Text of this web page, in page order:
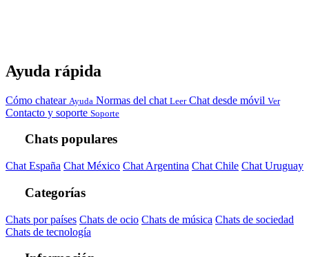
Ayuda rápida
Cómo chatear Ayuda Normas del chat Leer Chat desde móvil Ver
Contacto y soporte Soporte
Chats populares
Chat España Chat México Chat Argentina Chat Chile Chat Uruguay
Categorías
Chats por países Chats de ocio Chats de música Chats de sociedad
Chats de tecnología